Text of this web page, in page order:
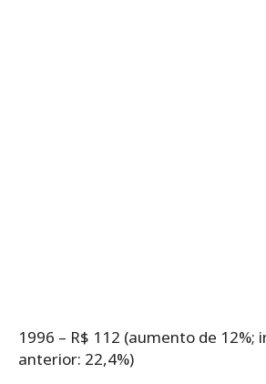
1996 – R$ 112 (aumento de 12%;
anterior: 22,4%)